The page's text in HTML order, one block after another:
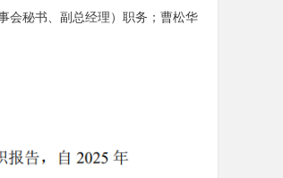
会秘书、副总经理）职务；曹松华